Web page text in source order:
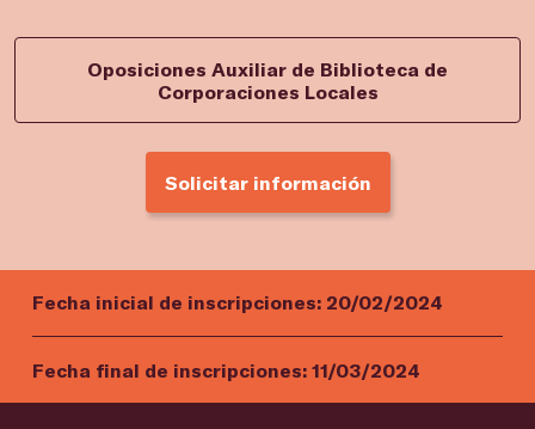
Oposiciones Auxiliar de Biblioteca de
Corporaciones Locales
Solicitar información
Fecha inicial de inscripciones: 20/02/2024
Fecha final de inscripciones: 11/03/2024